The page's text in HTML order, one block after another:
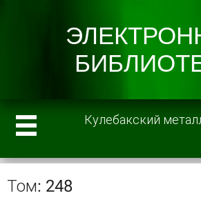
Кулебакский
Том: 248